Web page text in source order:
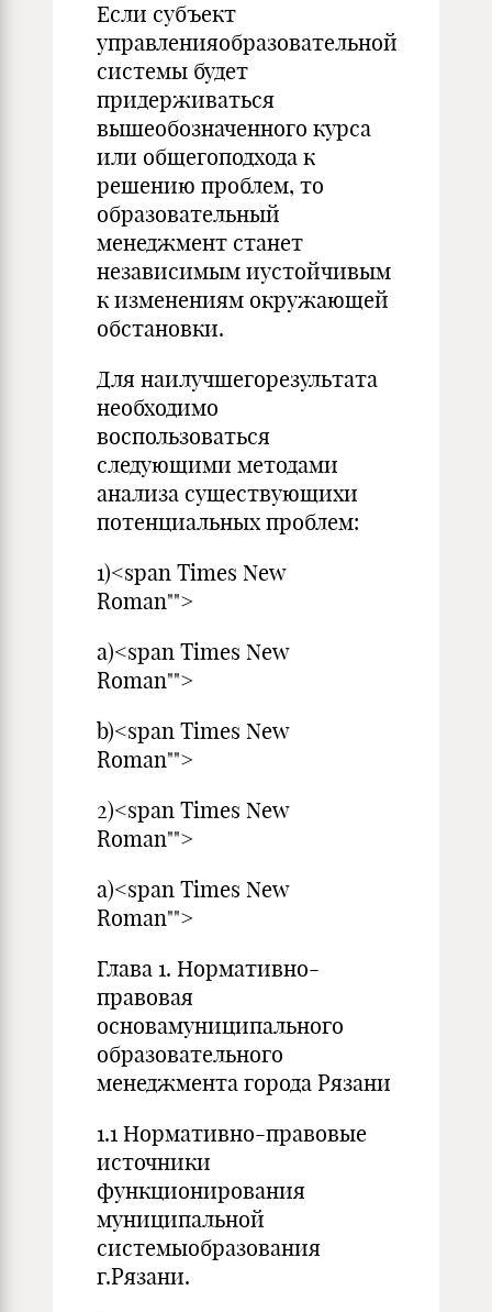
Если субъект
управленияобразовательной
системы будет
придерживаться
вышеобозначенного курса
или общегоподхода к
решению проблем, то
образовательный
менеджмент станет
независимым иустойчивым
к изменениям окружающей
обстановки.
Для наилучшегорезультата
необходимо
воспользоваться
следующими методами
анализа существующихи
потенциальных проблем:
1)<span Times New
Roman"">
a)<span Times New
Roman"">
b)<span Times New
Roman"">
2)<span Times New
Roman"">
a)<span Times New
Roman"">
Глава 1. Нормативно-
правовая
основамуниципального
образовательного
менеджмента города Рязани
1.1 Нормативно-правовые
источники
функционирования
муниципальной
системыобразования
г.Рязани.